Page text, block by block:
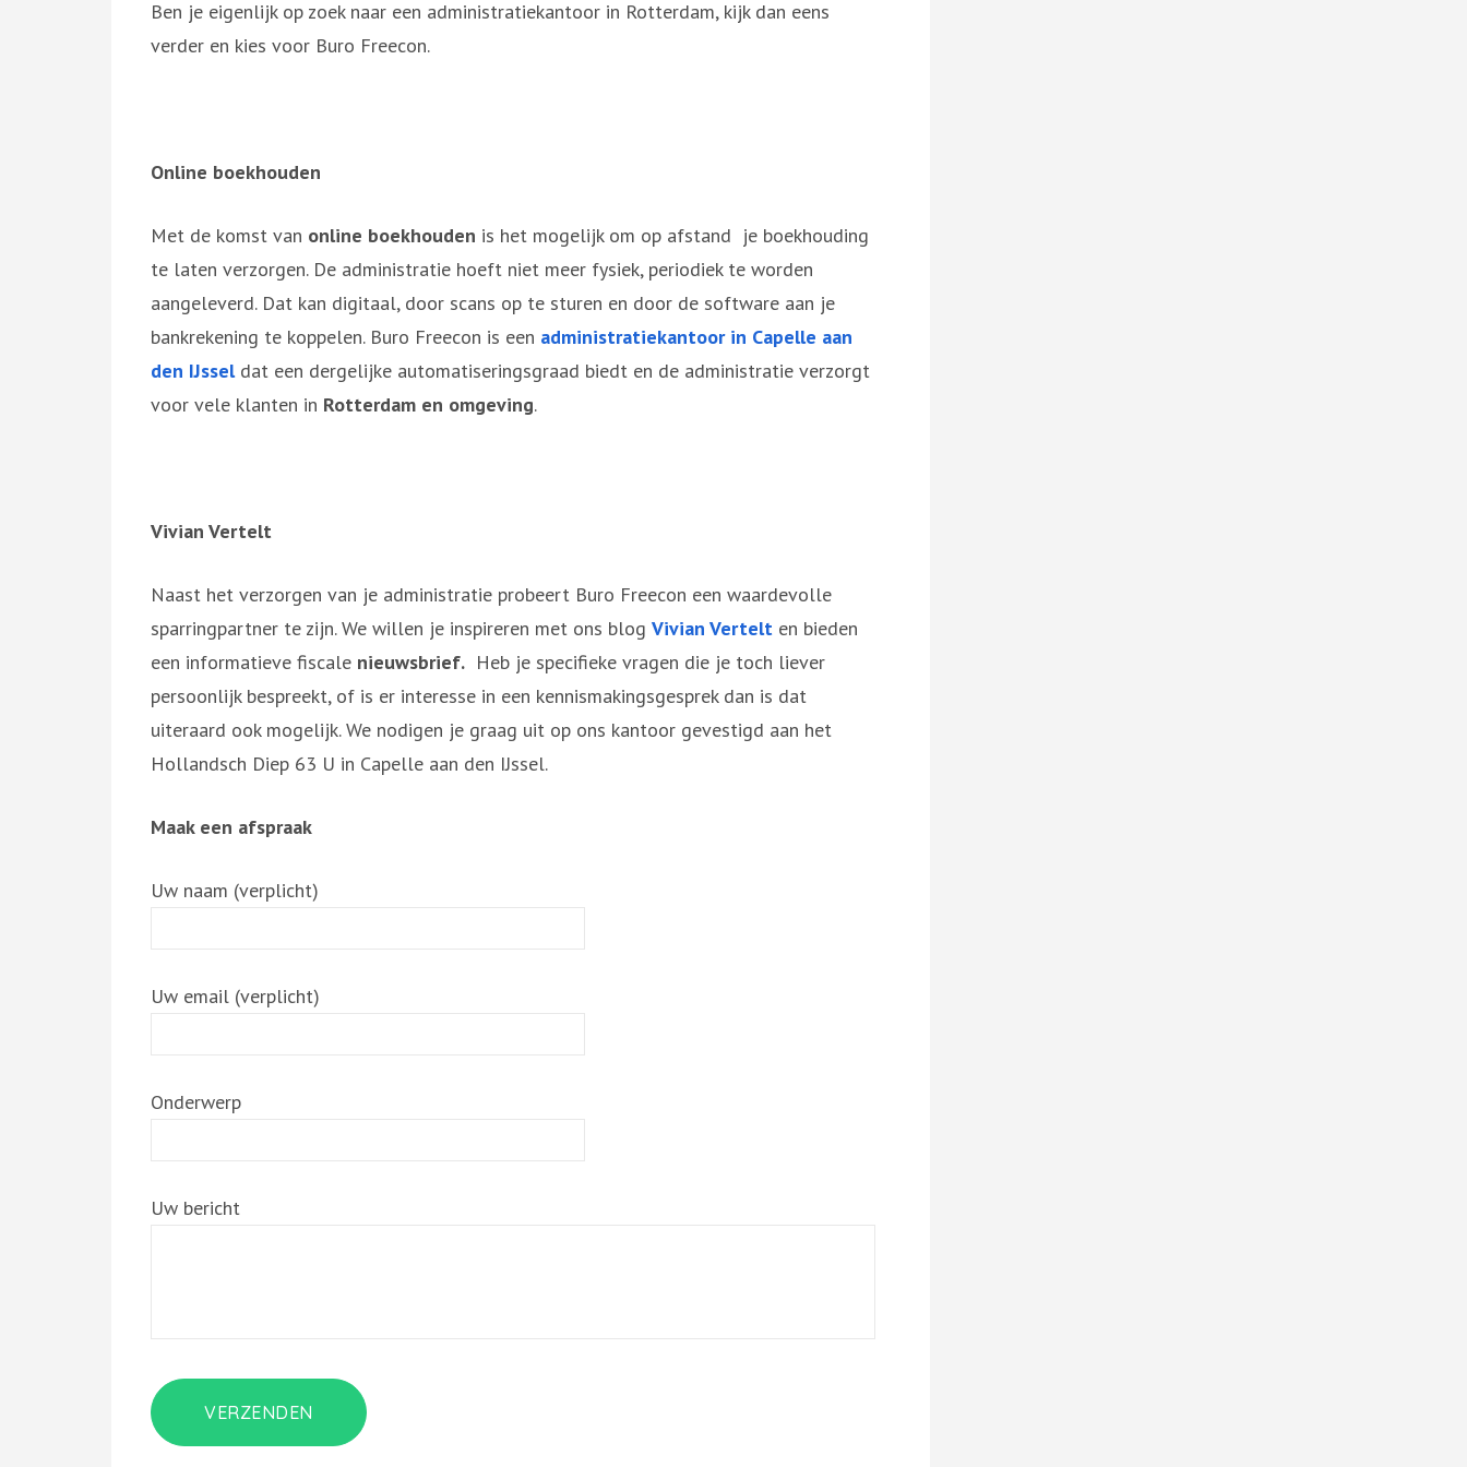
Ben je eigenlijk op zoek naar een administratiekantoor in Rotterdam, kijk dan eens
verder en kies voor Buro Freecon.
Online boekhouden
Met de komst van online boekhouden is het mogelijk om op afstand je boekhouding
te laten verzorgen. De administratie hoeft niet meer fysiek, periodiek te worden
aangeleverd. Dat kan digitaal, door scans op te sturen en door de software aan je
bankrekening te koppelen. Buro Freecon is een administratiekantoor in Capelle aan
den IJsseldat een dergelijke automatiseringsgraad biedt en de administratie verzorgt
voor vele klanten in Rotterdam en omgeving.
Vivian Vertelt
Naast het verzorgen van je administratie probeert Buro Freecon een waardevolle
sparringpartner te zijn. We willen je inspireren met ons blog Vivian Vertelt en bieden
een informatieve fiscale nieuwsbrief. Heb je specifieke vragen die je toch liever
persoonlijk bespreekt, of is er interesse in een kennismakingsgesprek dan is dat
uiteraard ook mogelijk. We nodigen je graag uit op ons kantoor gevestigd aan het
Hollandsch Diep 63 U in Capelle aan den IJssel.
Maak een afspraak
Uw naam (verplicht)
Uw email (verplicht)
Onderwerp
Uw bericht